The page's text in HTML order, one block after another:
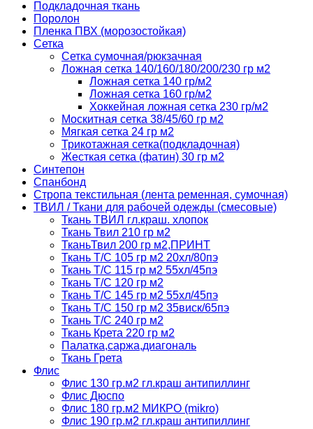
Подкладочная ткань
Поролон
Пленка ПВХ (морозостойкая)
Сетка
Сетка сумочная/рюкзачная
Ложная сетка 140/160/180/200/230 гр м2
Ложная сетка 140 гр/м2
Ложная сетка 160 гр/м2
Хоккейная ложная сетка 230 гр/м2
Москитная сетка 38/45/60 гр м2
Мягкая сетка 24 гр м2
Трикотажная сетка(подкладочная)
Жесткая сетка (фатин) 30 гр м2
Синтепон
Спанбонд
Стропа текстильная (лента ременная, сумочная)
ТВИЛ / Ткани для рабочей одежды (смесовые)
Ткань ТВИЛ гл.краш. хлопок
Ткань Твил 210 гр м2
ТканьТвил 200 гр м2,ПРИНТ
Ткань Т/C 105 гр м2 20хл/80пэ
Ткань Т/C 115 гр м2 55хл/45пэ
Ткань Т/C 120 гр м2
Ткань Т/C 145 гр м2 55хл/45пэ
Ткань Т/C 150 гр м2 35виск/65пэ
Ткань Т/C 240 гр м2
Ткань Крета 220 гр м2
Палатка,саржа,диагональ
Ткань Грета
Флис
Флис 130 гр.м2 гл.краш антипиллинг
Флис Дюспо
Флис 180 гр.м2 МИКРО (mikro)
Флис 190 гр.м2 гл.краш антипиллинг